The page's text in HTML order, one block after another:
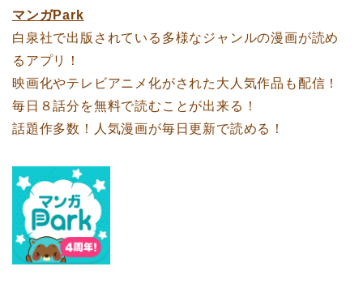
マンガPark
白泉社で出版されている多様なジャンルの漫画が読め
るアプリ！
映画化やテレビアニメ化がされた大人気作品も配信！
毎日８話分を無料で読むことが出来る！
話題作多数！人気漫画が毎日更新で読める！